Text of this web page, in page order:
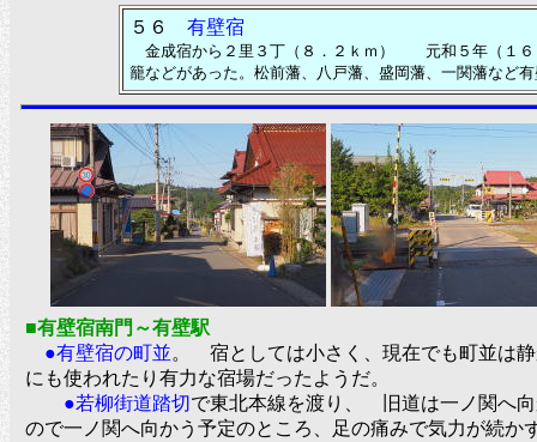
５６ 有壁宿
金成宿から２里３丁（８．２ｋｍ） 元和５年（１６
籠などがあった。松前藩、八戸藩、盛岡藩、一関藩など
■有壁宿南門～有壁駅
●有壁宿の町並。 宿としては小さく、現在でも町並は
にも使われたり有力な宿場だったようだ。
●若柳街道踏切で東北本線を渡り、 旧道は一ノ関へ
ので一ノ関へ向かう予定のところ、足の痛みで気力が続